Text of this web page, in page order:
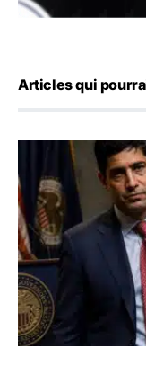
Articles qui
Emploi